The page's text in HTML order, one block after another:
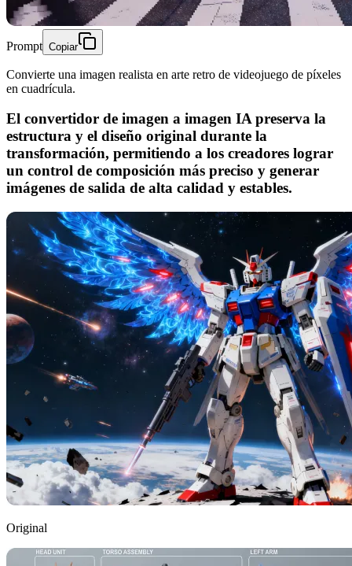
Prompt Copiar
Convierte una imagen realista en arte retro de videojuego de píxeles
en cuadrícula.
El convertidor de imagen a imagen IA preserva la
estructura y el diseño original durante la
transformación, permitiendo a los creadores lograr
un control de composición más preciso y generar
imágenes de salida de alta calidad y estables.
Original